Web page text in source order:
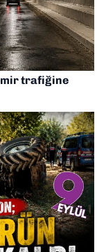
trafiğine